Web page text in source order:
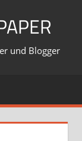
und Blogger